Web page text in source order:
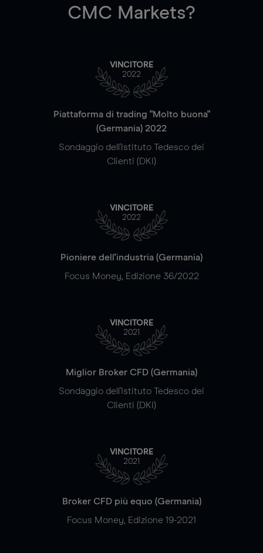
CMC Markets?
VINCITORE
2022
Piattaforma di trading "Molto buona"
(Germania) 2022
Sondaggio dell'Istituto Tedesco dei
Clienti (DKI)
VINCITORE
2022
Pioniere dell'industria (Germania)
Focus Money, Edizione 36/2022
VINCITORE
2021
Miglior Broker CFD (Germania)
Sondaggio dell'Istituto Tedesco dei
Clienti (DKI)
VINCITORE
2021
Broker CFD più equo (Germania)
Focus Money, Edizione 19-2021